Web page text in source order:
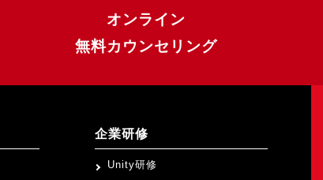
オンライン
無料カウンセリング
企業研修
Unity研修